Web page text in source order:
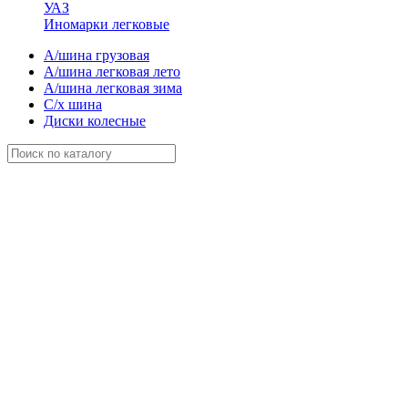
УАЗ
Иномарки легковые
А/шина грузовая
А/шина легковая лето
А/шина легковая зима
С/х шина
Диски колесные